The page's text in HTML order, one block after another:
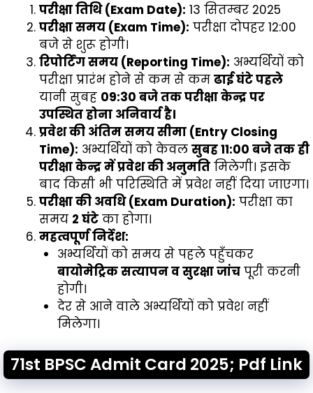
परीक्षा तिथि (Exam Date): 13 सितम्बर 2025
परीक्षा समय (Exam Time): परीक्षा दोपहर 12:00
बजे से शुरू होगी।
रिपोर्टिंग समय (Reporting Time): अभ्यर्थियों को
परीक्षा प्रारंभ होने से कम से कम ढाई घंटे पहले
यानी सुबह 09:30 बजे तक परीक्षा केन्द्र पर
उपस्थित होना अनिवार्य है।
प्रवेश की अंतिम समय सीमा (Entry Closing
Time): अभ्यर्थियों को केवल सुबह 11:00 बजे तक ही
परीक्षा केन्द्र में प्रवेश की अनुमति मिलेगी। इसके
बाद किसी भी परिस्थिति में प्रवेश नहीं दिया जाएगा।
परीक्षा की अवधि (Exam Duration): परीक्षा का
समय 2 घंटे का होगा।
महत्वपूर्ण निर्देश:
अभ्यर्थियों को समय से पहले पहुँचकर
बायोमेट्रिक सत्यापन व सुरक्षा जांचपूरी करनी
होगी।
देर से आने वाले अभ्यर्थियों को प्रवेश नहीं
मिलेगा।
71st BPSC Admit Card 2025; Pdf Link